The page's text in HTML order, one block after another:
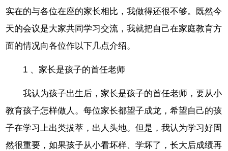
实在的与各位在座的家长相比，我做得还很不够。既然今
天的会议是大家共同学习交流，我就把自己在家庭教育方
面的情况向各位作以下几点介绍。
1 、家长是孩子的首任老师
我认为孩子出生后，家长是孩子的首任老师，要从小
教育孩子怎样做人。每位家长都望子成龙，希望自己的孩
子在学习上出类拔萃，出人头地。但是，我认为学习好固
然很重要，如果孩子从小看坏样、学坏了，长大后成绩再